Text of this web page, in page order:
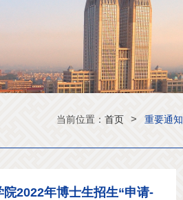
当前位置： 首页 > 重要通知
2022年博士生招生“申请-